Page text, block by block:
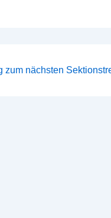
zum nächsten